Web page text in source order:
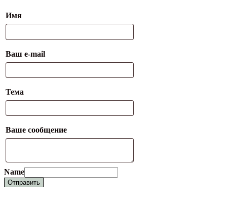
Имя
Ваш e-mail
Тема
Ваше сообщение
Name
Отправить